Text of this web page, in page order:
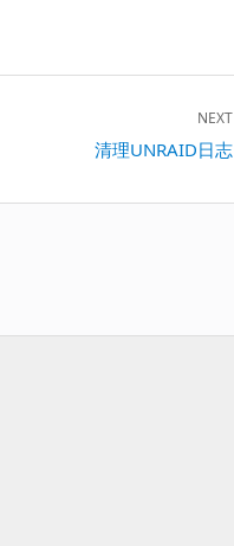
NEXT
清理UNRAID日志